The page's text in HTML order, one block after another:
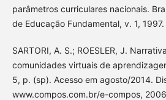
parâmetros curriculares nacionais.
de Educação Fundamental, v. 1,
SARTORI, A. S.; ROESLER, J.
comunidades virtuais de
5, p. (sp). Acesso em agosto/2014.
www.compos.com.br/e-compos,